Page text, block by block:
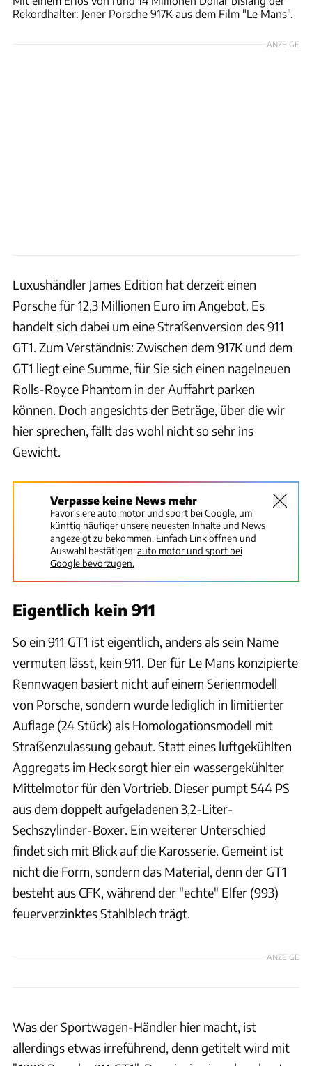
Rekordhalter: Jener Porsche 917K aus dem Film "Le Mans".
ANZEIGE
Luxushändler James Edition hat derzeit einen
Porsche für 12,3 Millionen Euro im Angebot. Es
handelt sich dabei um eine Straßenversion des 911
GT1. Zum Verständnis: Zwischen dem 917K und dem
GT1 liegt eine Summe, für Sie sich einen nagelneuen
Rolls-Royce Phantom in der Auffahrt parken
können. Doch angesichts der Beträge, über die wir
hier sprechen, fällt das wohl nicht so sehr ins
Gewicht.
Verpasse keine News mehr
Favorisiere auto motor und sport bei Google, um
künftig häufiger unsere neuesten Inhalte und News
angezeigt zu bekommen. Einfach Link öffnen und
Auswahl bestätigen:auto motor und sport bei
Google bevorzugen.
Eigentlich kein 911
So ein 911 GT1 ist eigentlich, anders als sein Name
vermuten lässt, kein 911. Der für Le Mans konzipierte
Rennwagen basiert nicht auf einem Serienmodell
von Porsche, sondern wurde lediglich in limitierter
Auflage (24 Stück) als Homologationsmodell mit
Straßenzulassung gebaut. Statt eines luftgekühlten
Aggregats im Heck sorgt hier ein wassergekühlter
Mittelmotor für den Vortrieb. Dieser pumpt 544 PS
aus dem doppelt aufgeladenen 3,2-Liter-
Sechszylinder-Boxer. Ein weiterer Unterschied
findet sich mit Blick auf die Karosserie. Gemeint ist
nicht die Form, sondern das Material, denn der GT1
besteht aus CFK, während der "echte" Elfer (993)
feuerverzinktes Stahlblech trägt.
ANZEIGE
Was der Sportwagen-Händler hier macht, ist
allerdings etwas irreführend, denn getitelt wird mit